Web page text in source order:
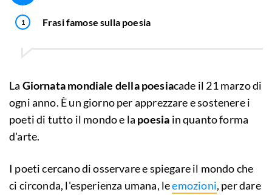
Frasi famose sulla poesia
La Giornata mondiale della poesiacade il 21 marzo di
ogni anno. È un giorno per apprezzare e sostenere i
poeti di tutto il mondo e la poesia in quanto forma
d'arte.
I poeti cercano di osservare e spiegare il mondo che
ci circonda, l'esperienza umana, leemozioni, per dare